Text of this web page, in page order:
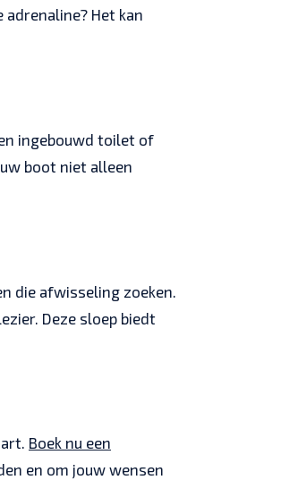
Het kan
ingebouwd toilet of
boot niet alleen
die afwisseling zoeken.
Deze sloep biedt
Boek nu een
en om jouw wensen